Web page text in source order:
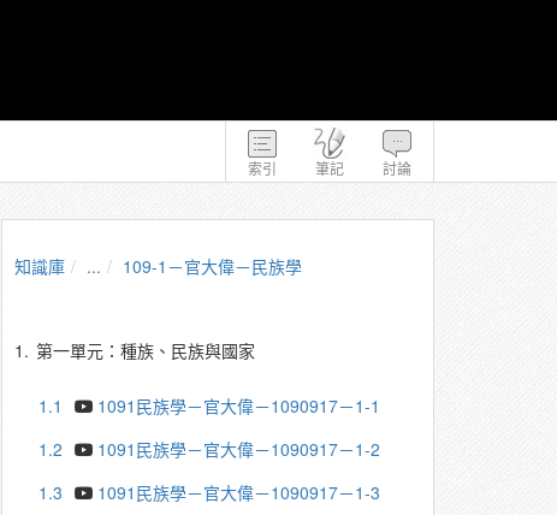
索引 筆記 討論
知識庫 ... 109-1－官大偉－民族學
1. 第一單元：種族、民族與國家
1.1
1091民族學－官大偉－1090917－1-1
1.2
1091民族學－官大偉－1090917－1-2
1.3
1091民族學－官大偉－1090917－1-3